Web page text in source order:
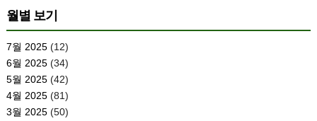
월별 보기
7월 2025(12)
6월 2025(34)
5월 2025(42)
4월 2025(81)
3월 2025(50)